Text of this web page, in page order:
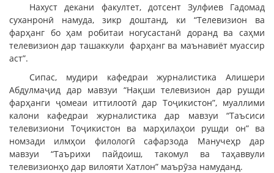
Нахуст декани факултет, дотсент Зулфиев Гадомад
суханронӣ намуда, зикр доштанд, ки “Телевизион ва
фарҳанг бо ҳам робитаи ногусастанӣ доранд ва саҳми
телевизион дар ташаккули фарҳанг ва маънавиёт муассир
аст”.
Сипас, мудири кафедраи журналистика Алишери
Абдулмаҷид дар мавзуи “Нақши телевизион дар рушди
фарҳанги ҷомеаи иттилоотӣ дар Тоҷикистон”, муаллими
калони кафедраи журналистика дар мавзуи “Таъсиси
телевизиони Тоҷикистон ва марҳилаҳои рушди он” ва
номзади илмҳои филологӣ сафарзода Манучеҳр дар
мавзуи “Таърихи пайдоиш, такомул ва таҳаввули
телевизионҳо дар вилояти Хатлон” маърӯза намуданд.